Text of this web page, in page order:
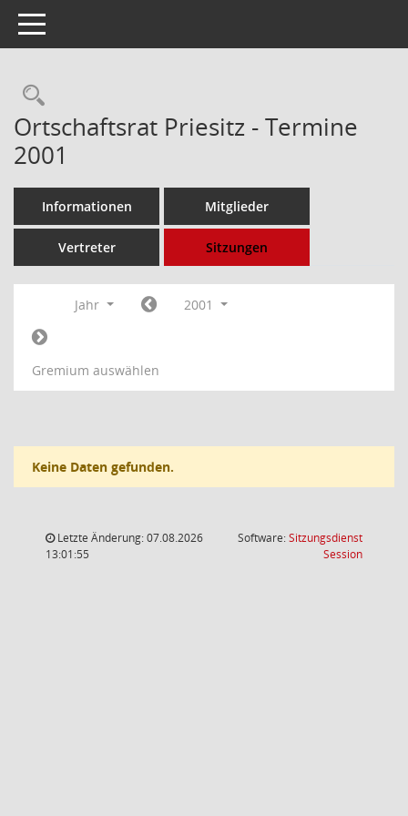
Toggle navigation
Rechercheauswahl
Ortschaftsrat Priesitz - Termine
2001
Informationen Mitglieder
Vertreter Sitzungen
Jahr 2001
Gremium auswählen
Keine Daten gefunden.
Letzte Änderung: 07.08.2026
13:01:55
Software:Sitzungsdienst
Session(Wird in